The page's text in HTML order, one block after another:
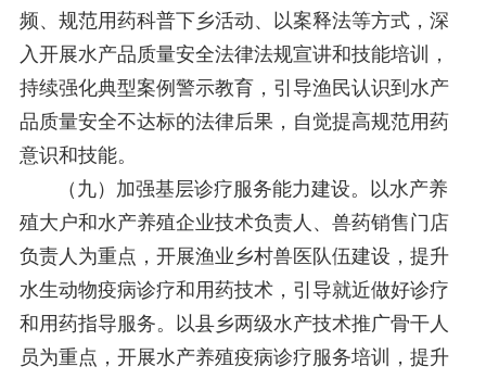
频、规范用药科普下乡活动、以案释法等方式，深
入开展水产品质量安全法律法规宣讲和技能培训，
持续强化典型案例警示教育，引导渔民认识到水产
品质量安全不达标的法律后果，自觉提高规范用药
意识和技能。
（九）加强基层诊疗服务能力建设。以水产养
殖大户和水产养殖企业技术负责人、兽药销售门店
负责人为重点，开展渔业乡村兽医队伍建设，提升
水生动物疫病诊疗和用药技术，引导就近做好诊疗
和用药指导服务。以县乡两级水产技术推广骨干人
员为重点，开展水产养殖疫病诊疗服务培训，提升